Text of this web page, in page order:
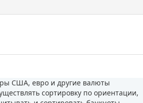
США, евро и другие валюты
сортировку по ориентации,